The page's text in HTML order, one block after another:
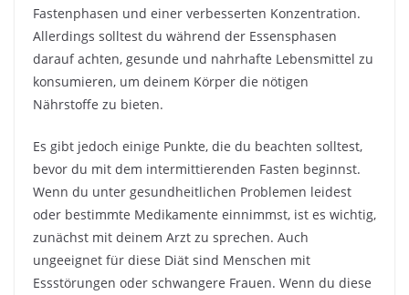
Fastenphasen und einer verbesserten Konzentration.
Allerdings solltest du während der Essensphasen
darauf achten, gesunde und nahrhafte Lebensmittel zu
konsumieren, um deinem Körper die nötigen
Nährstoffe zu bieten.
Es gibt jedoch einige Punkte, die du beachten solltest,
bevor du mit dem intermittierenden Fasten beginnst.
Wenn du unter gesundheitlichen Problemen leidest
oder bestimmte Medikamente einnimmst, ist es wichtig,
zunächst mit deinem Arzt zu sprechen. Auch
ungeeignet für diese Diät sind Menschen mit
Essstörungen oder schwangere Frauen. Wenn du diese